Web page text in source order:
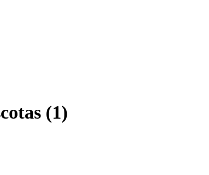
(1)